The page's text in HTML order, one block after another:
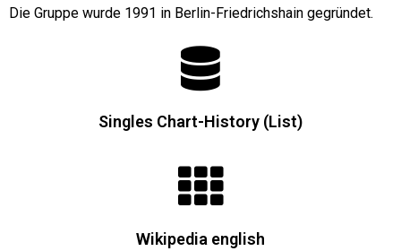
Die Gruppe wurde 1991 in Berlin-Friedrichshain gegründet.
Singles Chart-History (List)
Wikipedia english